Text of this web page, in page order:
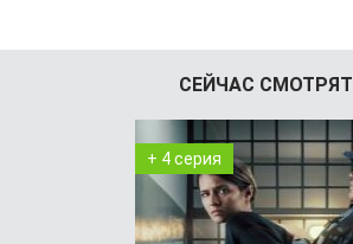
СЕЙЧАС СМОТРЯТ
+ 4 серия